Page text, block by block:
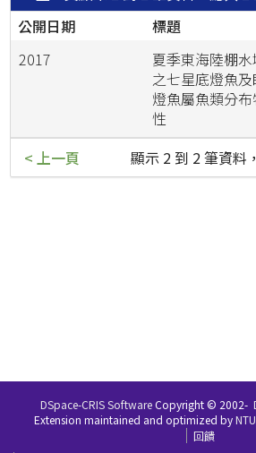
公開日期
標題
2017
夏季東海陸棚水
之七星底燈魚及
燈魚屬魚類分
性
顯示 2 到 2 筆資料
< 上一頁
DSpace-CRIS SoftwareCopyright © 2002-
Extension maintained and optimized by
回饋